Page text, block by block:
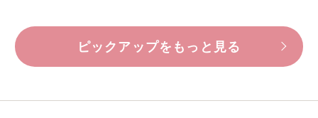
ピックアップをもっと見る